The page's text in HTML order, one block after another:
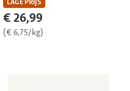
€ 26,99
(€ 6,75/kg)